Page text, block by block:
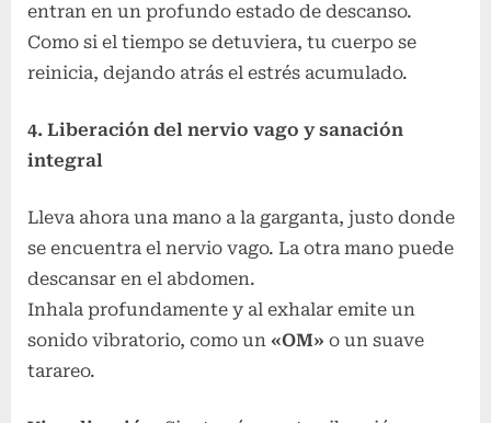
entran en un profundo estado de descanso.
Como si el tiempo se detuviera, tu cuerpo se
reinicia, dejando atrás el estrés acumulado.
4. Liberación del nervio vago y sanación
integral
Lleva ahora una mano a la garganta, justo donde
se encuentra el nervio vago. La otra mano puede
descansar en el abdomen.
Inhala profundamente y al exhalar emite un
sonido vibratorio, como un «OM» o un suave
tarareo.